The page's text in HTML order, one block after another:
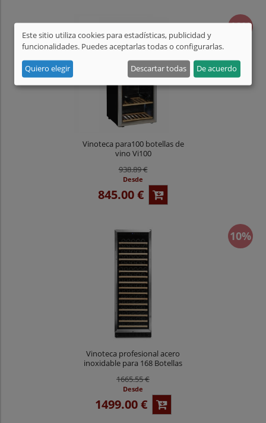
10%
Vinoteca para100 botellas de
vino Vi100
938.89 €
Desde
845.00 €
10%
Vinoteca profesional acero
inoxidable para 168 Botellas
1665.55 €
Desde
1499.00 €
Este sitio utiliza cookies para estadísticas, publicidad y
funcionalidades. Puedes aceptarlas todas o configurarlas.
Quiero elegir Descartar todas De acuerdo